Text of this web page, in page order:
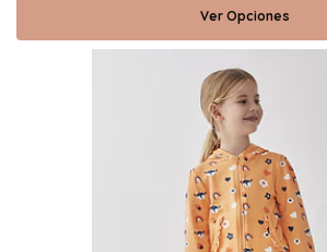
Ver Opciones